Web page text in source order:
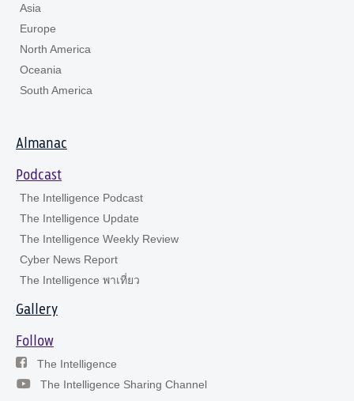
Asia
Europe
North America
Oceania
South America
Almanac
Podcast
The Intelligence Podcast
The Intelligence Update
The Intelligence Weekly Review
Cyber News Report
The Intelligence พาเที่ยว
Gallery
Follow
The Intelligence
The Intelligence Sharing Channel